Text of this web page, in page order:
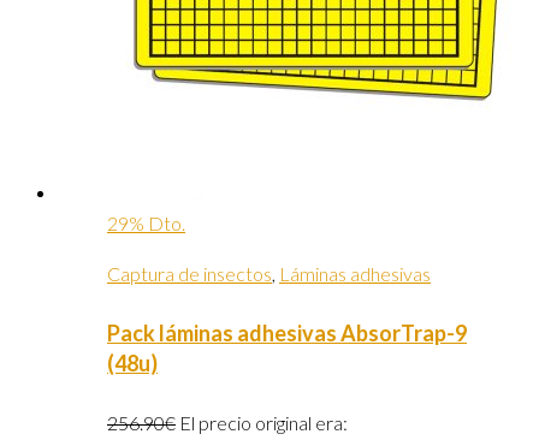
29% Dto.
Captura de insectos, Láminas adhesivas
Pack láminas adhesivas AbsorTrap-9
(48u)
256.90€ El precio original era: